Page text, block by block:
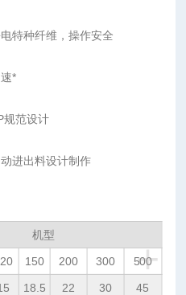
特种纤维，操作安全
*
范设计
进出料设计制作
+
机型
150 200 300 500
18.5 22 30 45